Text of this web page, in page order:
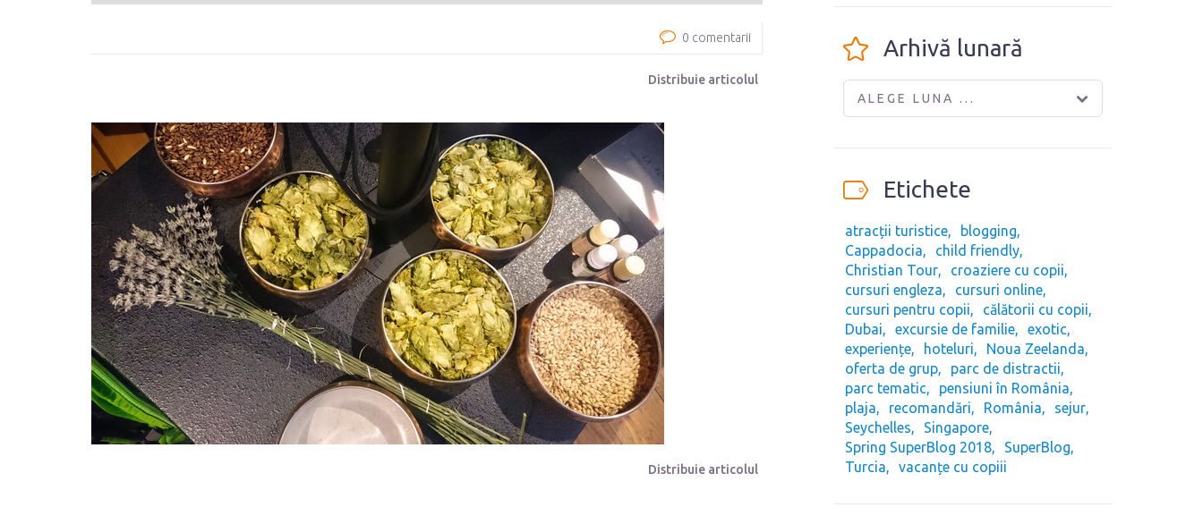
0 comentarii
Distribuie articolul
Distribuie articolul
Arhivă lunară
ALEGE LUNA ...
Etichete
atracții turistice
blogging
Cappadocia
child friendly
Christian Tour
croaziere cu copii
cursuri engleza
cursuri online
cursuri pentru copii
călătorii cu copii
Dubai
excursie de familie
exotic
experiențe
hoteluri
Noua Zeelanda
oferta de grup
parc de distractii
parc tematic
pensiuni în România
plaja
recomandări România
sejur
Seychelles
Singapore
Spring SuperBlog 2018
SuperBlog
Turcia
vacanțe cu copiii